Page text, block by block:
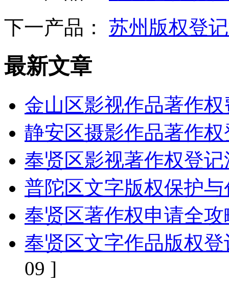
下一产品： 苏州版权登
最新文章
金山区影视作品著作
静安区摄影作品著作
奉贤区影视著作权登
普陀区文字版权保护
奉贤区著作权申请全攻
奉贤区文字作品版权
09 ]